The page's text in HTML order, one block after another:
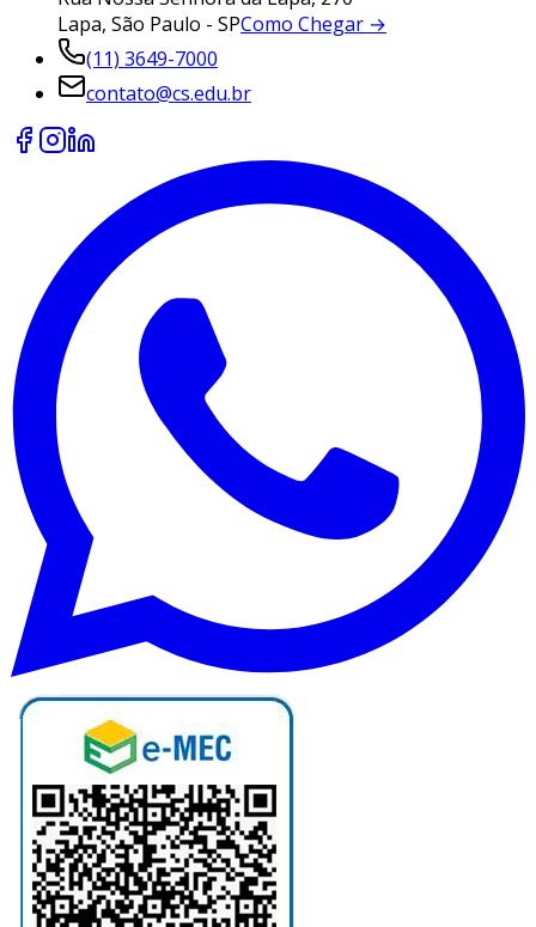
Lapa, São Paulo - SPComo Chegar →
(11) 3649-7000
contato@cs.edu.br